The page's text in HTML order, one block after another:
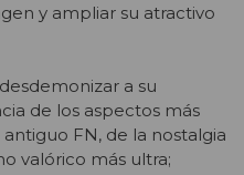
y ampliar su atractivo
a su
de los aspectos más
FN, de la nostalgia
valórico más ultra;